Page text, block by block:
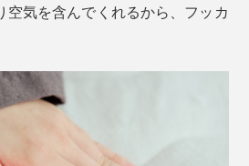
空気を含んでくれるから、フッカ